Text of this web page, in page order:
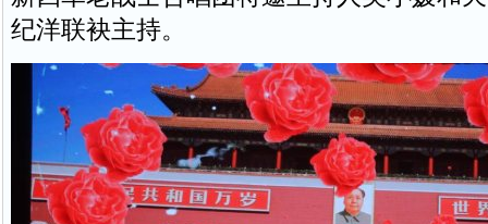
纪洋联袂主持。